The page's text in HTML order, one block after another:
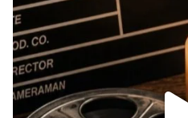
www.vaticannews.va/
07/carmina-historia-
espana-testimoni...
Foto
View on Facebook · Share